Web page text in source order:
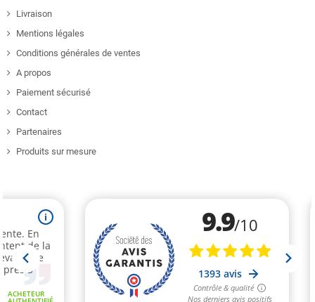
Livraison
Mentions légales
Conditions générales de ventes
A propos
Paiement sécurisé
Contact
Partenaires
Produits sur mesure